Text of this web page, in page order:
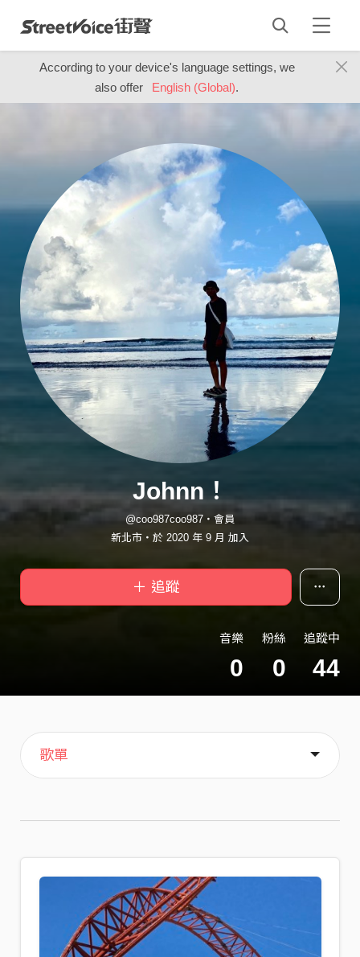
According to your device's language settings, we
also offer
English (Global).
Johnn！
@coo987coo987・會員
新北市・於 2020 年 9 月 加入
＋ 追蹤
音樂
0
粉絲
0
追蹤中
44
主頁
歌單
喜歡
關於